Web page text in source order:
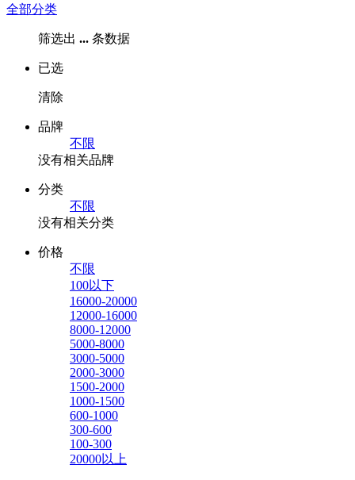
全部分类
筛选出 ... 条数据
已选
清除
品牌
不限
没有相关品牌
分类
不限
没有相关分类
价格
不限
100以下
16000-20000
12000-16000
8000-12000
5000-8000
3000-5000
2000-3000
1500-2000
1000-1500
600-1000
300-600
100-300
20000以上